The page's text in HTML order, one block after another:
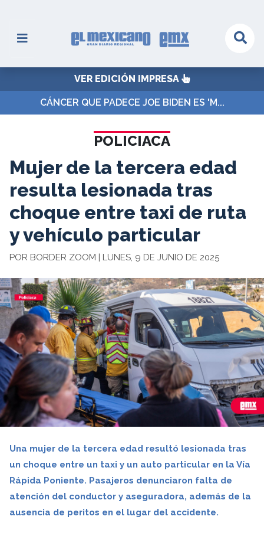
VER EDICIÓN IMPRESA
CÁNCER QUE PADECE JOE BIDEN ES 'M...
POLICIACA
Mujer de la tercera edad
resulta lesionada tras
choque entre taxi de ruta
y vehículo particular
POR BORDER ZOOM | LUNES, 9 DE JUNIO DE 2025
Una mujer de la tercera edad resultó lesionada tras
un choque entre un taxi y un auto particular en la Vía
Rápida Poniente. Pasajeros denunciaron falta de
atención del conductor y aseguradora, además de la
ausencia de peritos en el lugar del accidente.